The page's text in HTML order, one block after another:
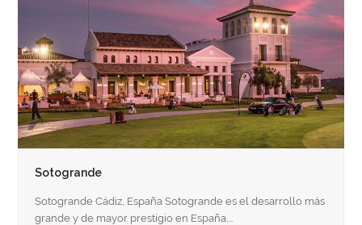
Sotogrande
Sotogrande Cádiz, España Sotogrande es el desarrollo más
grande y de mayor prestigio en España,…